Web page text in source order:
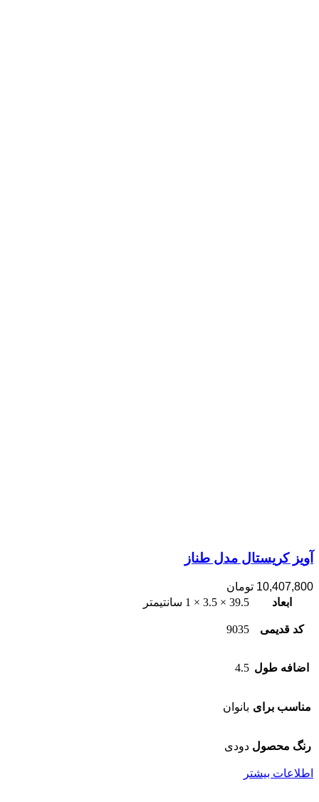
آویز کریستال مدل طناز
10,407,800 تومان
ابعاد
39.5 × 3.5 × 1 سانتیمتر
کد قدیمی 9035
اضافه طول 4.5
مناسب برای بانوان
رنگ محصول دودی
اطلاعات بیشتر